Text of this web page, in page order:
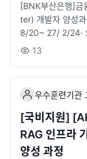
하여 정보설계, UI
목표 중 하나로 설
트기기 등 다양한
수립 → 정보구조
의 전주기 디지털
51-912-1000■
G/chat■ 접수 :
[BNK부산은행]금
ter) 개발자 양성
8/20~ 27/ 2/24·
정원: 30명
(특정계층) 훈련
지급· ​구직촉진수
40만원)· ​1:1 취업
·취업세미나·참여
보험
AI를 활용하여 금
13
우수훈련기관
[국비지원]
RAG 인프라
양성 과정